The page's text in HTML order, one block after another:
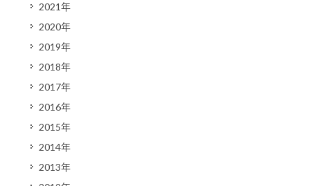
2021年
2020年
2019年
2018年
2017年
2016年
2015年
2014年
2013年